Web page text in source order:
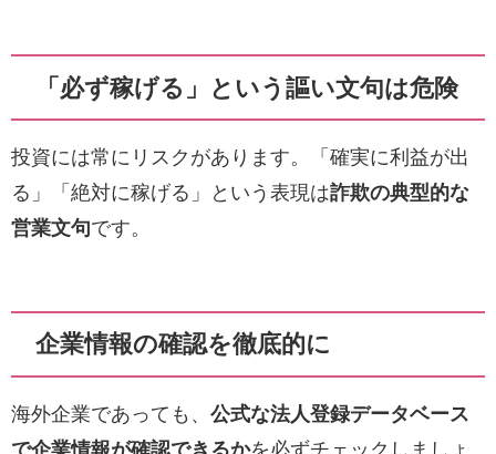
「必ず稼げる」という謳い文句は危険
投資には常にリスクがあります。「確実に利益が出
る」「絶対に稼げる」という表現は詐欺の典型的な
営業文句 です。
企業情報の確認を徹底的に
海外企業であっても、 公式な法人登録データベース
で企業情報が確認できるかを必ずチェックしましょ